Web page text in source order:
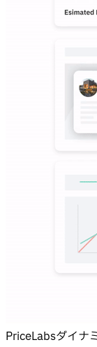
PriceLabsダイナ